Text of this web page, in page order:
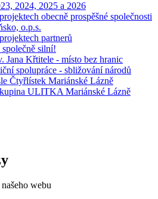
2024, 2025 a 2026
obecně prospěšné společnosti
o.p.s.
partnerů
silní!
Jana Křtitele - místo bez hranic
spolupráce - sbližování národů
Čtyřlístek Mariánské Lázně
ULITKA Mariánské Lázně
webu